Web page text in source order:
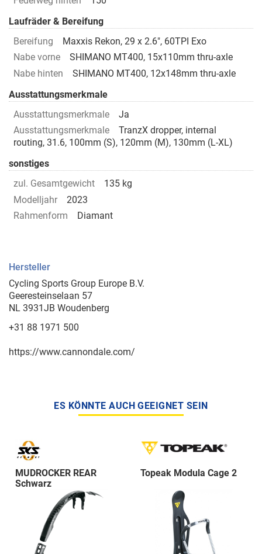
Laufräder & Bereifung
Bereifung
Maxxis Rekon, 29 x 2.6", 60TPI Exo
Nabe vorne
SHIMANO MT400, 15x110mm thru-axle
Nabe hinten
SHIMANO MT400, 12x148mm thru-axle
Ausstattungsmerkmale
Ausstattungsmerkmale
Ja
Ausstattungsmerkmale
TranzX dropper, internal
routing, 31.6, 100mm (S), 120mm (M), 130mm (L-XL)
sonstiges
zul. Gesamtgewicht
135 kg
Modelljahr
2023
Rahmenform
Diamant
Hersteller
Cycling Sports Group Europe B.V.
Geeresteinselaan 57
NL 3931JB Woudenberg
+31 88 1971 500
https://www.cannondale.com/
ES KÖNNTE AUCH GEEIGNET SEIN
MUDROCKER REAR
Schwarz
Topeak Modula Cage 2